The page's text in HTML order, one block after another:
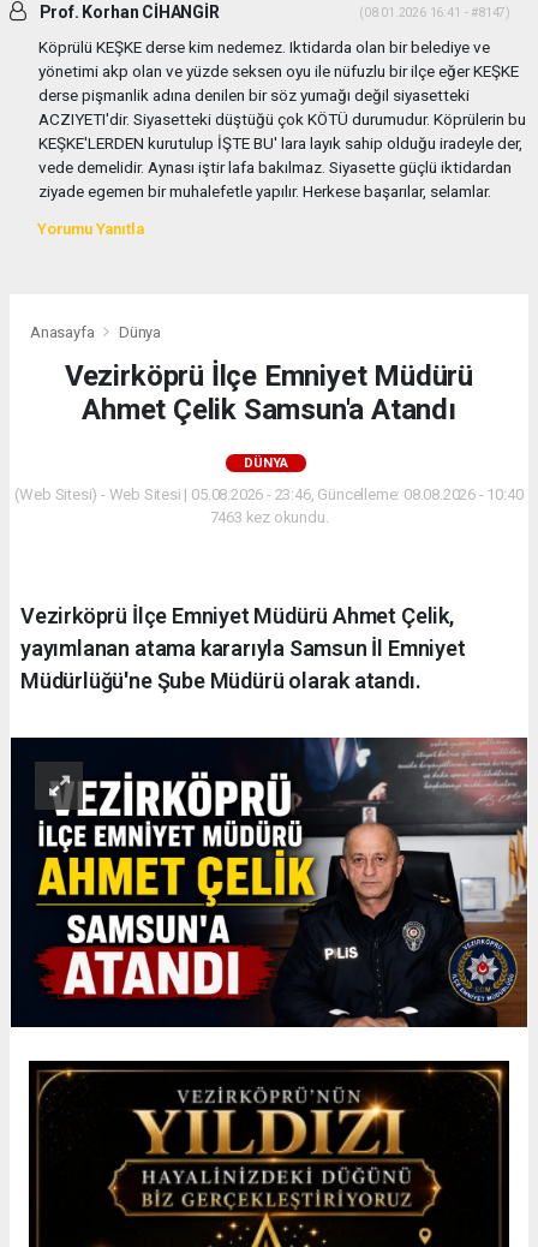
Prof. Korhan CİHANGİR (08.01.2026 16:41 - #8147)
Köprülü KEŞKE derse kim nedemez. Iktidarda olan bir belediye ve
yönetimi akp olan ve yüzde seksen oyu ile nüfuzlu bir ilçe eğer KEŞKE
derse pişmanlik adına denilen bir söz yumağı değil siyasetteki
ACZIYETI'dir. Siyasetteki düştüğü çok KÖTÜ durumudur. Köprülerin bu
KEŞKE'LERDEN kurutulup İŞTE BU' lara layık sahip olduğu iradeyle der,
vede demelidir. Aynası iştir lafa bakılmaz. Siyasette güçlü iktidardan
ziyade egemen bir muhalefetle yapılır. Herkese başarılar, selamlar.
Yorumu Yanıtla
Anasayfa Dünya
Vezirköprü İlçe Emniyet Müdürü
Ahmet Çelik Samsun'a Atandı
DÜNYA
(Web Sitesi) - Web Sitesi | 05.08.2026 - 23:46, Güncelleme: 08.08.2026 - 10:40
7463 kez okundu.
Vezirköprü İlçe Emniyet Müdürü Ahmet Çelik,
yayımlanan atama kararıyla Samsun İl Emniyet
Müdürlüğü'ne Şube Müdürü olarak atandı.